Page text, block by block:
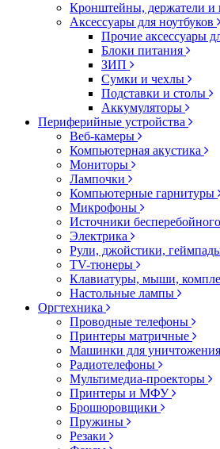
Кронштейны, держатели и
Аксессуары для ноутбуков
Прочие аксессуары
Блоки питания
ЗИП
Сумки и чехлы
Подставки и столы
Аккумуляторы
Периферийные устройства
Веб-камеры
Компьютерная акустика
Мониторы
Лампочки
Компьютерные гарнитуры
Микрофоны
Источники
Электрика
Рули, джойстики,
TV-тюнеры
Клавиатуры, мыши,
Настольные лампы
Оргтехника
Проводные телефоны
Принтеры матричные
Машинки для
Радиотелефоны
Мультимедиа-проекторы
Принтеры и МФУ
Брошюровщики
Пружины
Резаки